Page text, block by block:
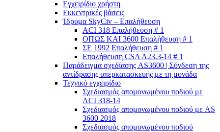
Εγχειρίδιο χρήστη
Εκκεντρικές βάσεις
Ίδρυμα SkyCiv – Επαλήθευση
ACI 318 Επαλήθευση # 1
ΟΠΩΣ ΚΑΙ 3600 Επαλήθευση # 1
ΣΕ 1992 Επαλήθευση # 1
Επαλήθευση CSA A23.3-14 # 1
Παράδειγμα σχεδίασης AS3600 | Σύνδεση της
αντίδρασης υπερκατασκευής με τη μονάδα
Τεχνικό εγχειρίδιο
Σχεδιασμός απομονωμένου ποδιού με
ACI 318-14
Σχεδιασμός απομονωμένου ποδιού με AS
3600 2018
Σχεδιασμός απομονωμένου ποδιού